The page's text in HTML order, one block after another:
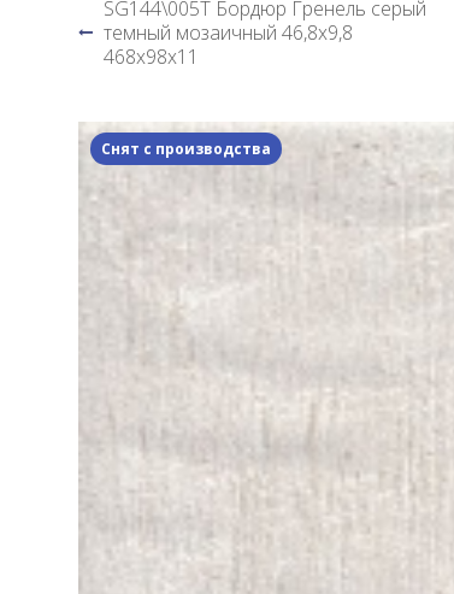
SG144\005T Бордюр Гренель серый
темный мозаичный 46,8х9,8
468х98х11
Снят с производства